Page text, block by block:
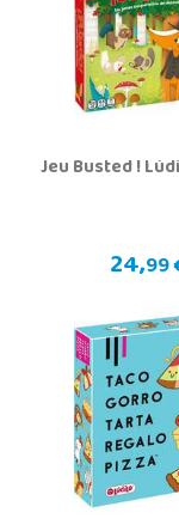
Jeu Busted !
24,99